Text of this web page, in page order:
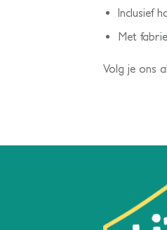
Inclusief
Met
Volg je ons